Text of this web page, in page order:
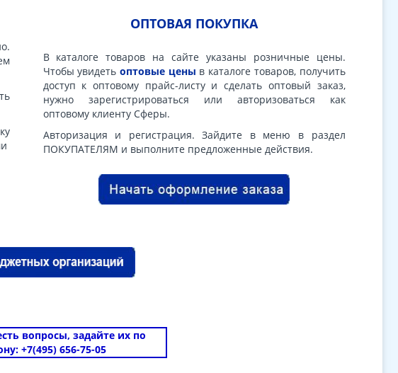
ОПТОВАЯ ПОКУПКА
В каталоге товаров на сайте указаны розничные цены.
Чтобы увидеть оптовые цены в каталоге товаров, получить
доступ к оптовому прайс-листу и сделать оптовый заказ,
нужно зарегистрироваться или авторизоваться как
оптовому клиенту Сферы.
Авторизация и регистрация. Зайдите в меню в раздел
ПОКУПАТЕЛЯМ и выполните предложенные действия.
вопросы, задайте их по
+7(495) 656-75-05